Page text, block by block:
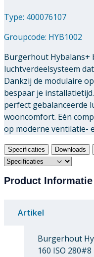
Type: 400076107
Groupcode: HYB1002
Burgerhout Hybalans+
luchtverdeelsysteem
Dankzij de modulaire
bespaar je
perfect gebalanceerde
wooncomfort. Eén
op moderne ventilatie-
Specificaties Downloads
Product Informatie
Artikel
Burgerhout
160 ISO 280#8